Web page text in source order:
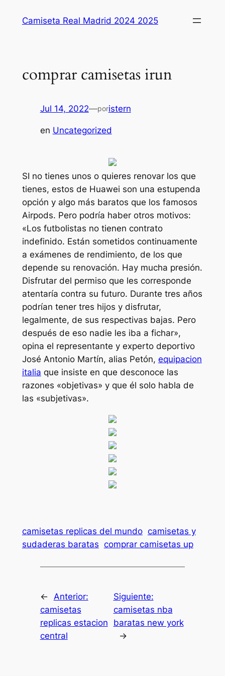
Camiseta Real Madrid 2024 2025
comprar camisetas irun
Jul 14, 2022—poristern
en Uncategorized
SI no tienes unos o quieres renovar los que
tienes, estos de Huawei son una estupenda
opción y algo más baratos que los famosos
Airpods. Pero podría haber otros motivos:
«Los futbolistas no tienen contrato
indefinido. Están sometidos continuamente
a exámenes de rendimiento, de los que
depende su renovación. Hay mucha presión.
Disfrutar del permiso que les corresponde
atentaría contra su futuro. Durante tres años
podrían tener tres hijos y disfrutar,
legalmente, de sus respectivas bajas. Pero
después de eso nadie les iba a fichar»,
opina el representante y experto deportivo
José Antonio Martín, alias Petón, equipacion
italia que insiste en que desconoce las
razones «objetivas» y que él solo habla de
las «subjetivas».
camisetas replicas del mundo camisetas y
sudaderas baratas comprar camisetas up
←
Anterior:
camisetas
replicas estacion
central
Siguiente:
camisetas nba
baratas new york
→